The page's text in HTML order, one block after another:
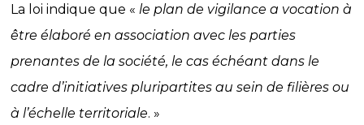
La loi indique que «le plan de vigilance a vocation à
être élaboré en association avec les parties
prenantes de la société, le cas échéant dans le
cadre d’initiatives pluripartites au sein de filières ou
à l’échelle territoriale. »